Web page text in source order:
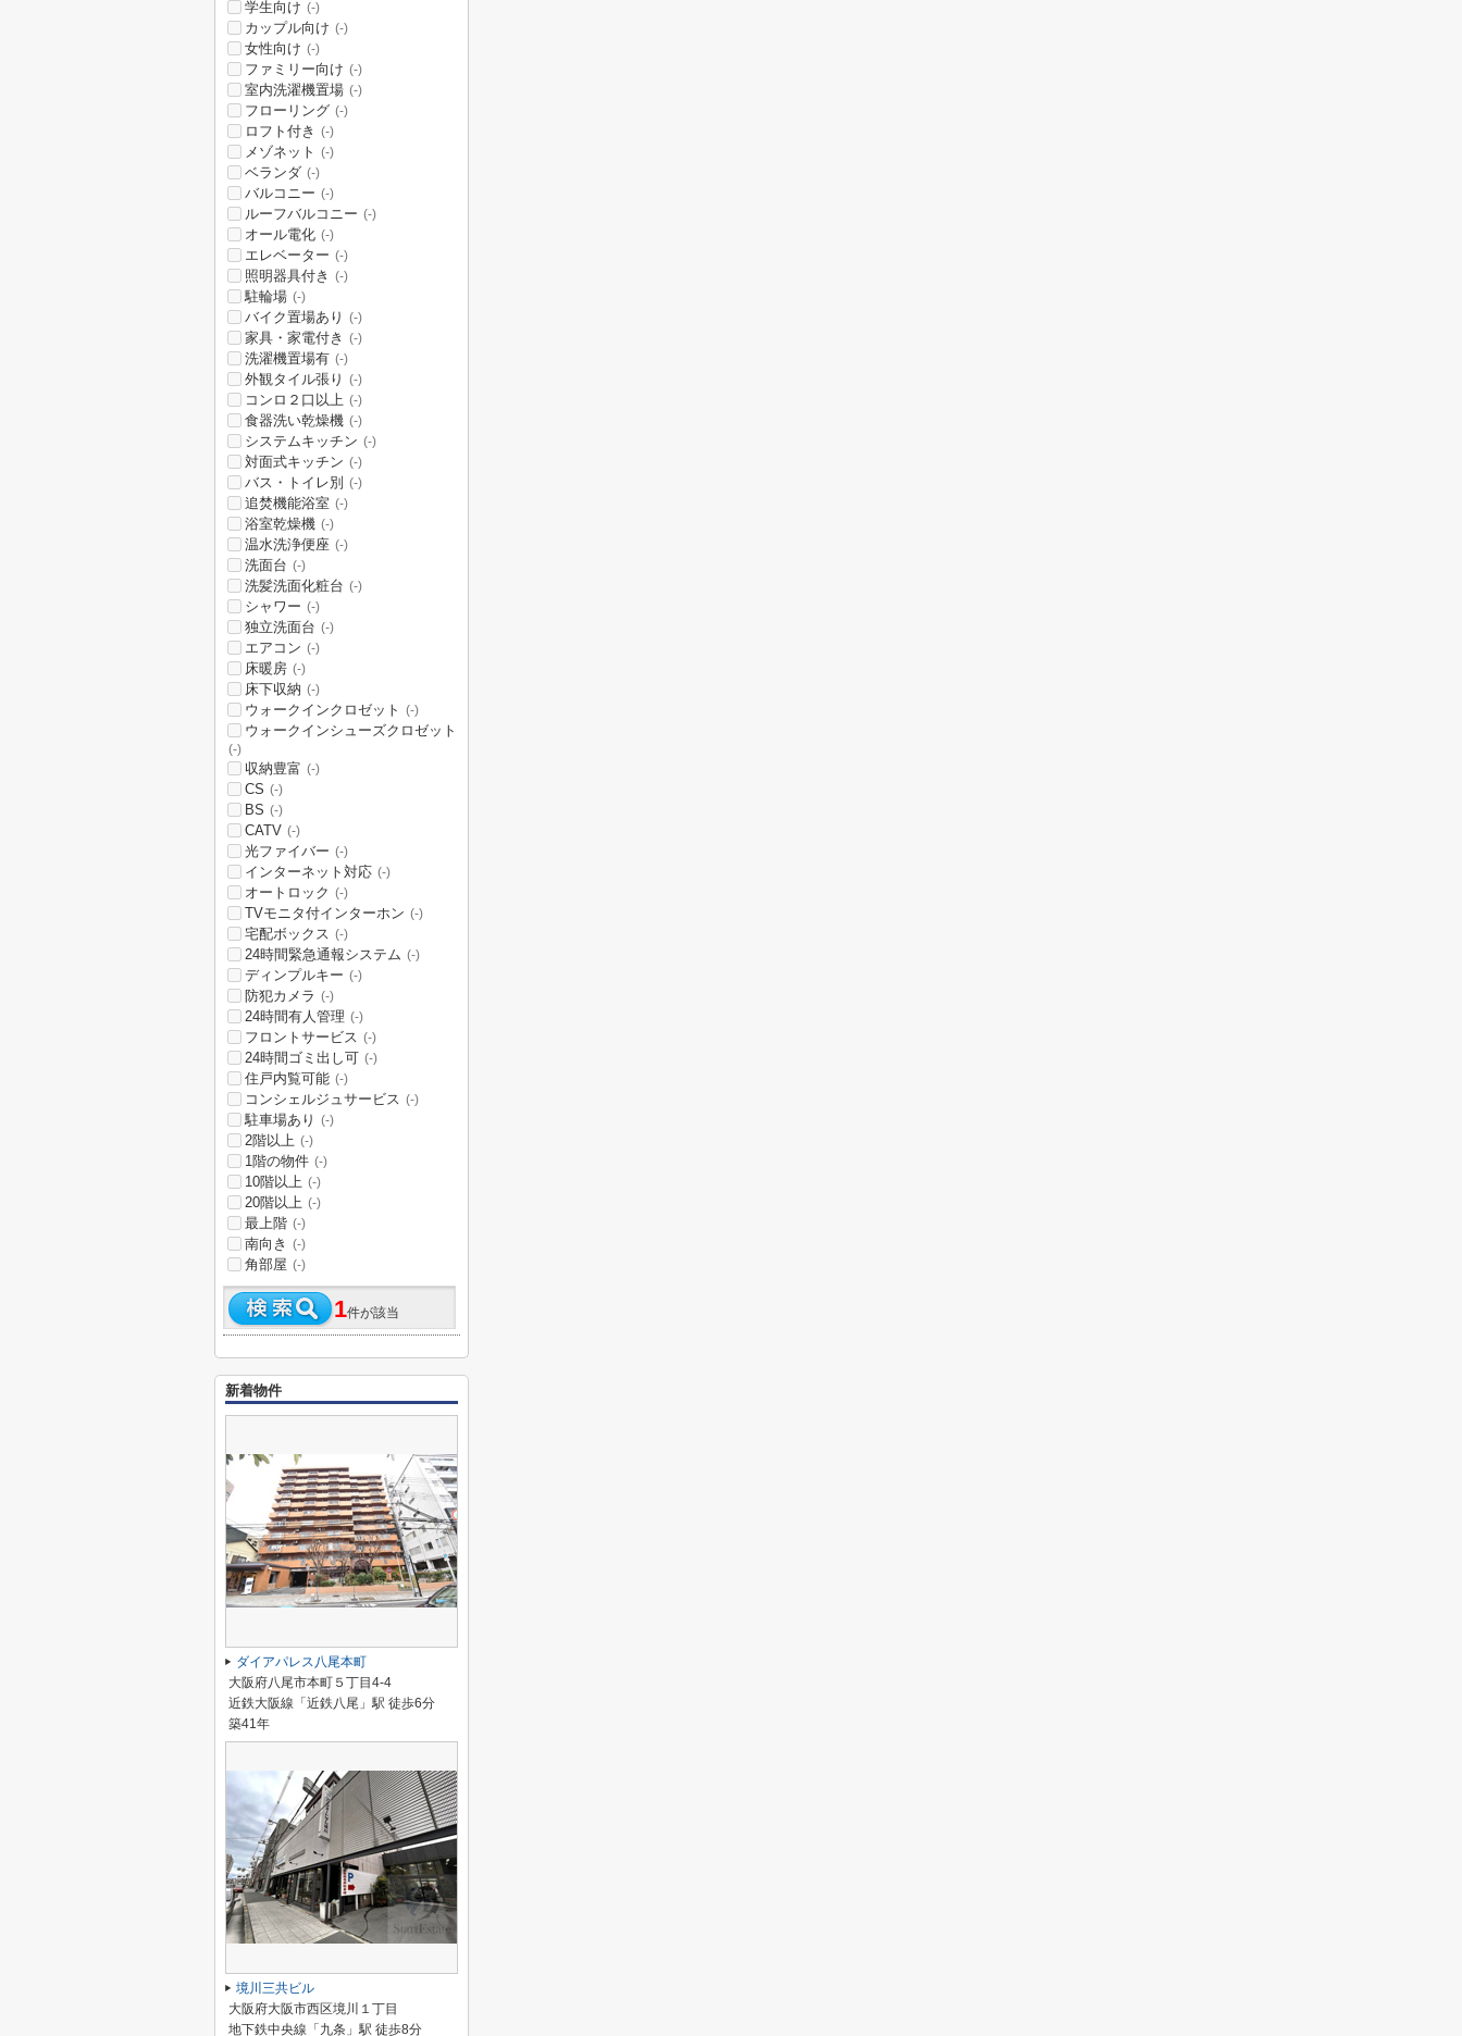
学生向け (-)
カップル向け (-)
女性向け (-)
ファミリー向け (-)
室内洗濯機置場 (-)
フローリング (-)
ロフト付き (-)
メゾネット (-)
ベランダ (-)
バルコニー (-)
ルーフバルコニー (-)
オール電化 (-)
エレベーター (-)
照明器具付き (-)
駐輪場 (-)
バイク置場あり (-)
家具・家電付き (-)
洗濯機置場有 (-)
外観タイル張り (-)
コンロ２口以上 (-)
食器洗い乾燥機 (-)
システムキッチン (-)
対面式キッチン (-)
バス・トイレ別 (-)
追焚機能浴室 (-)
浴室乾燥機 (-)
温水洗浄便座 (-)
洗面台 (-)
洗髪洗面化粧台 (-)
シャワー (-)
独立洗面台 (-)
エアコン (-)
床暖房 (-)
床下収納 (-)
ウォークインクロゼット (-)
ウォークインシューズクロゼット
(-)
収納豊富 (-)
CS (-)
BS (-)
CATV (-)
光ファイバー (-)
インターネット対応 (-)
オートロック (-)
TVモニタ付インターホン (-)
宅配ボックス (-)
24時間緊急通報システム (-)
ディンプルキー (-)
防犯カメラ (-)
24時間有人管理 (-)
フロントサービス (-)
24時間ゴミ出し可 (-)
住戸内覧可能 (-)
コンシェルジュサービス (-)
駐車場あり (-)
2階以上 (-)
1階の物件 (-)
10階以上 (-)
20階以上 (-)
最上階 (-)
南向き (-)
角部屋 (-)
1件が該当
新着物件
ダイアパレス八尾本町
大阪府八尾市本町５丁目4-4
近鉄大阪線「近鉄八尾」駅 徒歩6分
築41年
境川三共ビル
大阪府大阪市西区境川１丁目
地下鉄中央線「九条」駅 徒歩8分